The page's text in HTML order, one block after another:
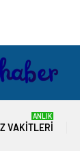
VAKITLERI
ANLIK